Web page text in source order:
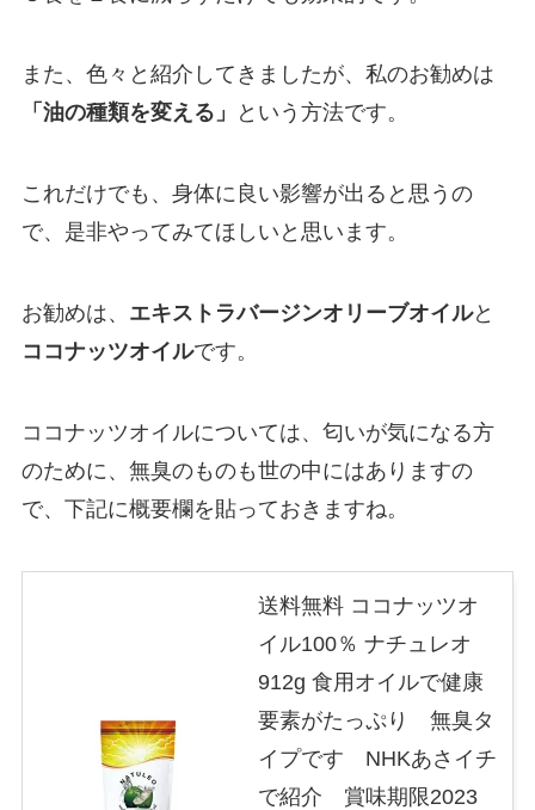
また、色々と紹介してきましたが、 私のお勧めは
「油の種類を変える」
という方法です。
これだけでも、身体に良い影響が出ると思うの
で、是非やってみてほしいと思います。
お勧めは、 エキストラバージンオリーブオイルと
ココナッツオイルです。
ココナッツオイルについては、匂いが気になる方
のために、無臭のものも世の中にはありますの
で、下記に概要欄を貼っておきますね。
送料無料 ココナッツオ
イル100％ ナチュレオ
912g 食用オイルで健康
要素がたっぷり 無臭タ
イプです NHKあさイチ
で紹介 賞味期限2023